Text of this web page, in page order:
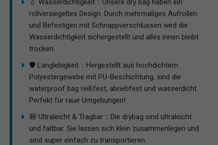
💧 Wasserdichtigkeit：Unsere dry bag haben ein
rollversiegeltes Design. Durch mehrmaliges Aufrollen
und Befestigen mit Schnappverschlüssen wird die
Wasserdichtigkeit sichergestellt und alles innen bleibt
trocken.
🛡 Langlebigkeit：Hergestellt aus hochdichtem
Polyestergewebe mit PU-Beschichtung, sind die
waterproof bag reißfest, abriebfest und wasserdicht.
Perfekt für raue Umgebungen!
🎒 Ultraleicht & Tragbar：Die drybag sind ultraleicht
und faltbar. Sie lassen sich klein zusammenlegen und
sind super einfach zu transportieren.